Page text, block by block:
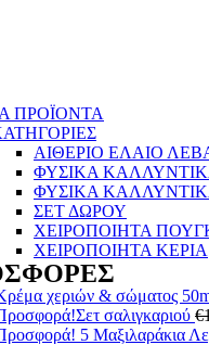
ΠΡΟΪΟΝΤΑ
ΑΙΘΕΡΙΟ ΕΛΑΙΟ
ΦΥΣΙΚΑ
ΦΥΣΙΚΑ
ΣΕΤ ΔΩΡΟΥ
ΧΕΙΡΟΠΟΙΗΤΑ
ΧΕΙΡΟΠΟΙΗΤΑ ΚΕΡΙΑ
χεριών & σώματος
σαλιγκαριού €
5 Μαξιλαράκια